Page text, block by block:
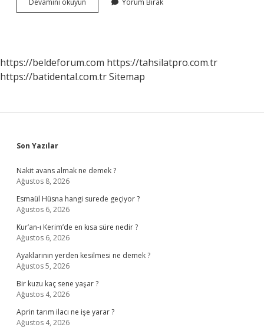
Devamını okuyun
Yan
Yorum Bırak
https://beldeforum.com https://tahsilatpro.com.tr
https://batidental.com.trSitemap
Sidebar
Son Yazılar
Nakit avans almak ne demek ?
Ağustos 8, 2026
Esmaül Hüsna hangi surede geçiyor ?
Ağustos 6, 2026
Kur’an-ı Kerim’de en kısa süre nedir ?
Ağustos 6, 2026
Ayaklarının yerden kesilmesi ne demek ?
Ağustos 5, 2026
Bir kuzu kaç sene yaşar ?
Ağustos 4, 2026
Aprin tarım ilacı ne işe yarar ?
Ağustos 4, 2026